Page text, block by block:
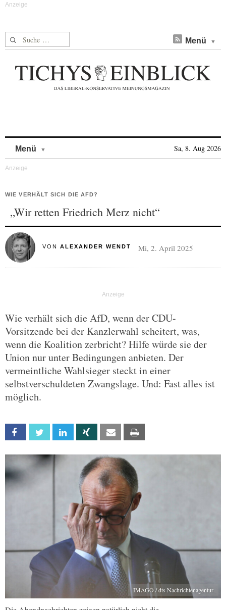
Suche nach: Menü
Menü Sa, 8. Aug 2026
WIE VERHÄLT SICH DIE AFD?
„Wir retten Friedrich Merz nicht“
VON ALEXANDER WENDT Mi, 2. April 2025
Wie verhält sich die AfD, wenn der CDU-
Vorsitzende bei der Kanzlerwahl scheitert, was,
wenn die Koalition zerbricht? Hilfe würde sie der
Union nur unter Bedingungen anbieten. Der
vermeintliche Wahlsieger steckt in einer
selbstverschuldeten Zwangslage. Und: Fast alles ist
möglich.
Facebook Twitter Linkedin Xing Email
IMAGO / dts Nachrichtenagentur